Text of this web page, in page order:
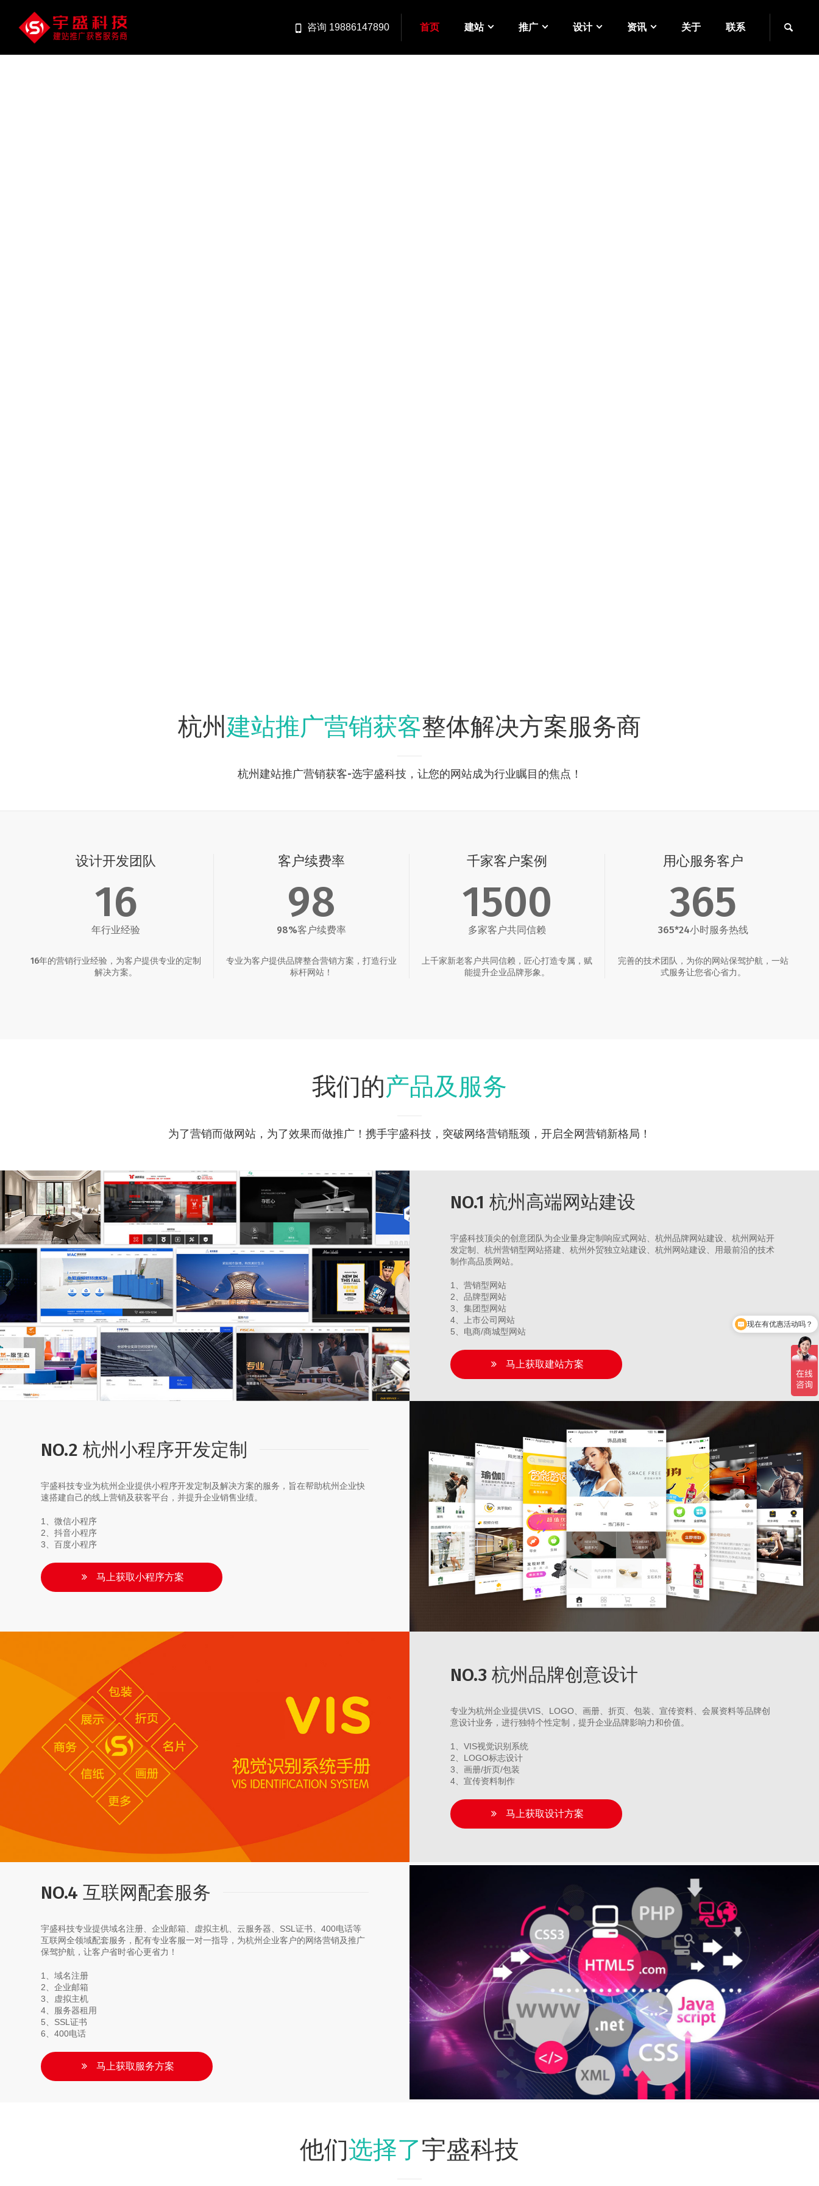
咨询 19886147890 首页 建站 推广 设计 资讯 关于 联系
杭州 建站推广营销获客整体解决方案服务商
杭州建站推广营销获客-选宇盛科技，让您的网站成为行业瞩目的焦点！
设计开发团队
16
年行业经验
16年的营销行业经验，为客户提供专业的定制
解决方案。
客户续费率
98
98%客户续费率
专业为客户提供品牌整合营销方案，打造行业
标杆网站！
千家客户案例
1500
多家客户共同信赖
上千家新老客户共同信赖，匠心打造专属，赋
能提升企业品牌形象。
用心服务客户
365
365*24小时服务热线
完善的技术团队，为你的网站保驾护航，一站
式服务让您省心省力。
我们的产品及服务
为了营销而做网站，为了效果而做推广！携手宇盛科技，突破网络营销瓶颈，开启全网营销新格局！
NO.1 杭州高端网站建设
宇盛科技顶尖的创意团队为企业量身定制响应式网站、杭州品牌网站建设、杭州网站开
发定制、杭州营销型网站搭建、杭州外贸独立站建设、杭州网站建设、用最前沿的技术
制作高品质网站。
1、营销型网站
2、品牌型网站
3、集团型网站
4、上市公司网站
5、电商/商城型网站
马上获取建站方案
NO.2 杭州小程序开发定制
宇盛科技专业为杭州企业提供小程序开发定制及解决方案的服务，旨在帮助杭州企业快
速搭建自己的线上营销及获客平台，并提升企业销售业绩。
1、微信小程序
2、抖音小程序
3、百度小程序
马上获取小程序方案
NO.3 杭州品牌创意设计
专业为杭州企业提供VIS、LOGO、画册、折页、包装、宣传资料、会展资料等品牌创
意设计业务，进行独特个性定制，提升企业品牌影响力和价值。
1、VIS视觉识别系统
2、LOGO标志设计
3、画册/折页/包装
4、宣传资料制作
马上获取设计方案
NO.4 互联网配套服务
宇盛科技专业提供域名注册、企业邮箱、虚拟主机、云服务器、SSL证书、400电话等
互联网全领域配套服务，配有专业客服一对一指导，为杭州企业客户的网络营销及推广
保驾护航，让客户省时省心更省力！
1、域名注册
2、企业邮箱
3、虚拟主机
4、服务器租用
5、SSL证书
6、400电话
马上获取服务方案
他们选择了宇盛科技
可以介绍下你们的产品吗？